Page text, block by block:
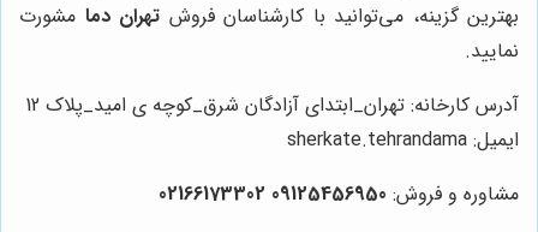
بهترین گزینه، می‌توانید با کارشناسان فروش تهران دما مشورت
نمایید.
آدرس کارخانه: تهران_ابتدای آزادگان شرق_کوچه ی امید_پلاک 12
ایمیل: sherkate.tehrandama
مشاوره و فروش: 09125456950 02166173302